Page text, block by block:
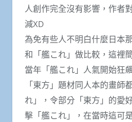
人創作完全沒有影響，作者
減XD
為免有些人不明白什麼日本
和「艦これ」做比較，這裡
當年「艦これ」人氣開始狂
「東方」題材同人本的畫師
れ」，令部分「東方」的愛
擊「艦これ」，在當時這可